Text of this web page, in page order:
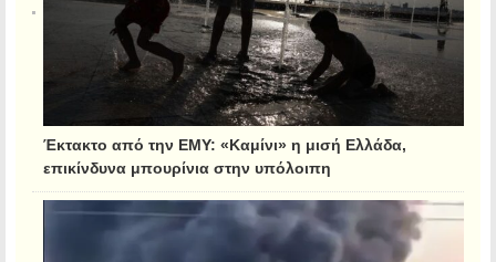
Έκτακτο από την ΕΜΥ: «Καμίνι» η μισή Ελλάδα,
επικίνδυνα μπουρίνια στην υπόλοιπη